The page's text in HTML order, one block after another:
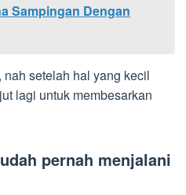
Sampingan Dengan
setelah hal yang kecil
lagi untuk membesarkan
pernah menjalani